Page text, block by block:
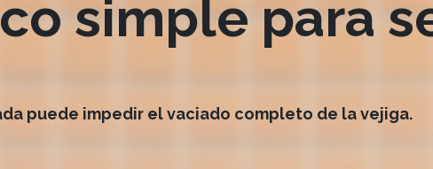
simple para
puede impedir el vaciado completo de la vejiga.